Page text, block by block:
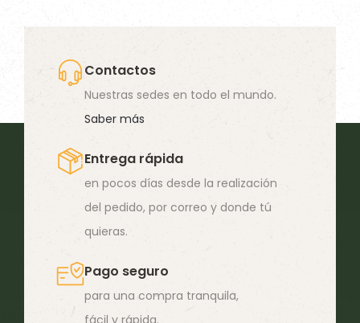
Contactos
Nuestras sedes en todo el mundo.
Saber más
Entrega rápida
en pocos días desde la realización
del pedido, por correo y donde tú
quieras.
Pago seguro
para una compra tranquila,